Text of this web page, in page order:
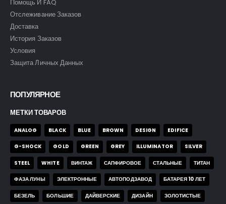
Помощь И FAQ
Отслеживание Заказов
Доставка
История Заказов
Условия
Защита Личных Данных
ПОПУЛЯРНОЕ
МЕТКИ ТОВАРОВ
ANALOG BLACK BLUE BROWN DESIGN EDIFICE
G-SHOCK GOLD GREEN GREY ILLUMINATOR SILVER
STEEL WHITE ВИНТАЖ САПФИРОВОЕ СТАЛЬНЫЕ ТИТАН
ФАЗА ЛУНЫ ЭЛЕКТРОННЫЕ АВТОПОДЗАВОД БАТАРЕЯ 10 ЛЕТ
БЕЗЕЛЬ БОЛЬШИЕ ДАЙВЕРСКИЕ ДИЗАЙН ЗОЛОТИСТЫЕ